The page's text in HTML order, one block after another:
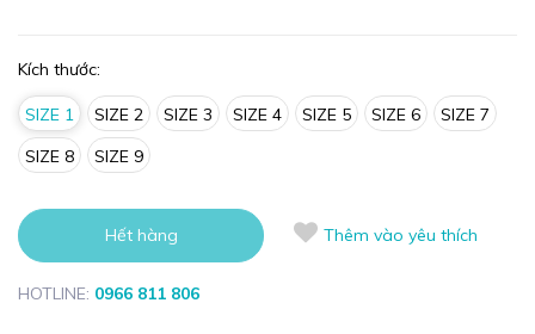
Kích thước:
SIZE 1 SIZE 2 SIZE 3 SIZE 4 SIZE 5 SIZE 6
SIZE 7
SIZE 8
SIZE 9
Hết hàng Thêm vào yêu thích
HOTLINE: 0966 811 806